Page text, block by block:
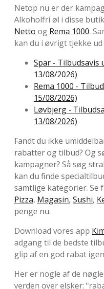
Netop nu er der
Alkoholfri øl i disse
Netto og Rema 1000.
kan du i øvrigt tjekke
Spar - Tilbudsavis
13/08/2026)
Rema 1000 -
15/08/2026)
Løvbjerg -
13/08/2026)
Fandt du ikke
rabatter og tilbud? Og
kampagner? Så søg
kan du finde
samtlige kategorier. Se
Pizza, Magasin, Sushi,
penge nu.
Download vores app
adgang til de bedste
glip af en god rabat
Her er nogle af de
verden over elsker: